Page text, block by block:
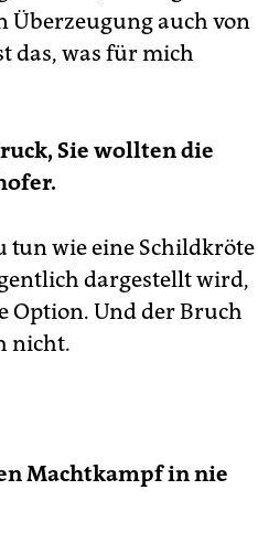
Überzeugung auch von
das, was für mich
Sie wollten die
tun wie eine Schildkröte
dargestellt wird,
Option. Und der Bruch
nicht.
Machtkampf in nie